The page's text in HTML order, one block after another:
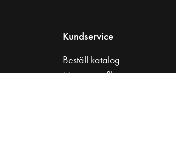
Kundservice
Beställ katalog
Monteringsfilmer